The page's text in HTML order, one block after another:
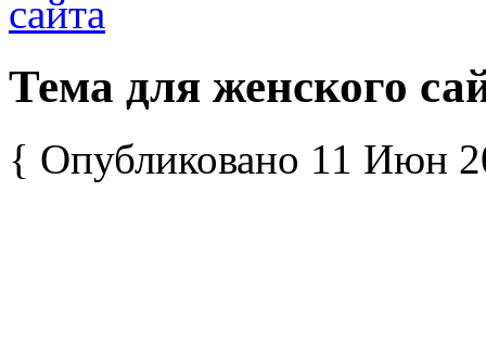
Тема для женского
{ Опубликовано 11 Июн